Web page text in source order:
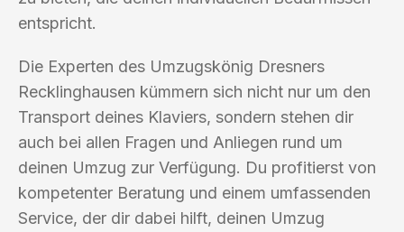
entspricht.
Die Experten des Umzugskönig Dresners
Recklinghausen kümmern sich nicht nur um den
Transport deines Klaviers, sondern stehen dir
auch bei allen Fragen und Anliegen rund um
deinen Umzug zur Verfügung. Du profitierst von
kompetenter Beratung und einem umfassenden
Service, der dir dabei hilft, deinen Umzug